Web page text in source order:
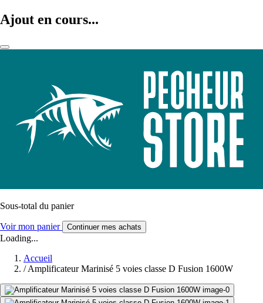
Ajout en cours...
Sous-total du panier
Voir mon panier Continuer mes achats
Loading...
Accueil
/ Amplificateur Marinisé 5 voies classe D Fusion 1600W